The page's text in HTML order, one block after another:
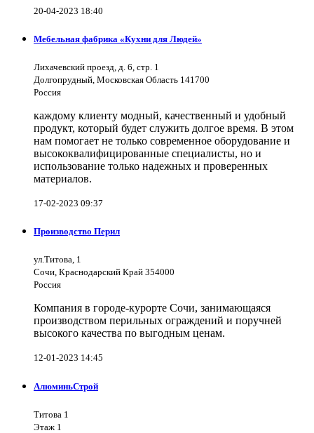
20-04-2023 18:40
Мебельная фабрика «Кухни для Людей»
Лихачевский проезд, д. 6, стр. 1
Долгопрудный, Московская Область 141700
Россия
каждому клиенту модный, качественный и удобный
продукт, который будет служить долгое время. В этом
нам помогает не только современное оборудование и
высококвалифицированные специалисты, но и
использование только надежных и проверенных
материалов.
17-02-2023 09:37
Производство Перил
ул.Титова, 1
Сочи, Краснодарский Край 354000
Россия
Компания в городе-курорте Сочи, занимающаяся
производством перильных ограждений и поручней
высокого качества по выгодным ценам.
12-01-2023 14:45
АлюминьСтрой
Титова 1
Этаж 1